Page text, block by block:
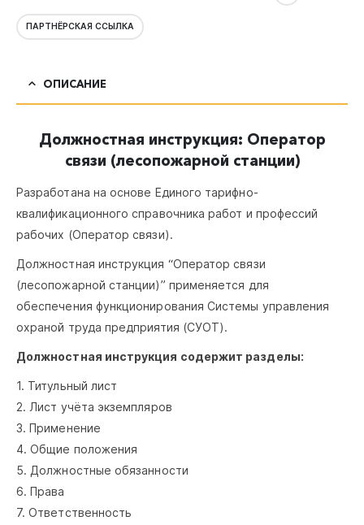
ПАРТНЁРСКАЯ ССЫЛКА
ОПИСАНИЕ
Должностная инструкция: Оператор
связи (лесопожарной станции)
Разработана на основе Единого тарифно-
квалификационного справочника работ и профессий
рабочих (Оператор связи).
Должностная инструкция “Оператор связи
(лесопожарной станции)” применяется для
обеспечения функционирования Системы управления
охраной труда предприятия (СУОТ).
Должностная инструкция содержит разделы:
1. Титульный лист
2. Лист учёта экземпляров
3. Применение
4. Общие положения
5. Должностные обязанности
6. Права
7. Ответственность